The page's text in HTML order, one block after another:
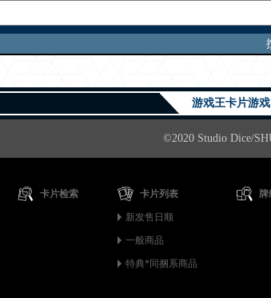
游戏王卡片游
©2020 Studio Dice/
卡片检索 卡片列表
新发售日顺
一般商品
特典*同捆系商品
牌